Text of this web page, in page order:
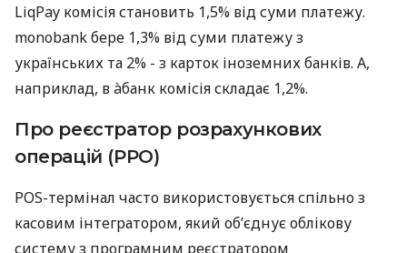
LiqPay комісія становить 1,5% від суми платежу.
monobank бере 1,3% від суми платежу з
українських та 2% - з карток іноземних банків. А,
наприклад, в àбанк комісія складає 1,2%.
Про реєстратор розрахункових
операцій (РРО)
POS-термінал часто використовується спільно з
касовим інтегратором, який об’єднує облікову
систему з програмним реєстратором